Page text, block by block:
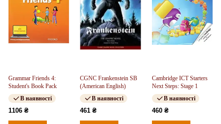
Grammar Friends 4:
Student's Book Pack
В наявності
1106 ₴
CGNC Frankenstein SB
(American English)
В наявності
461 ₴
Cambridge ICT Starters
Next Steps: Stage 1
В наявності
460 ₴